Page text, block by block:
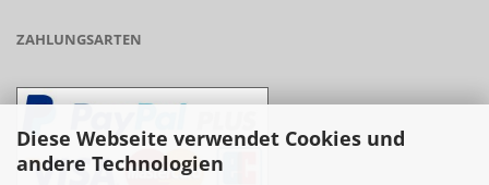
Diese Webseite verwendet Cookies und
andere Technologien
ZAHLUNGSARTEN